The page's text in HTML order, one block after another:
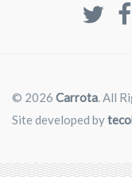
© 2026 Carrota. All
Site developed by